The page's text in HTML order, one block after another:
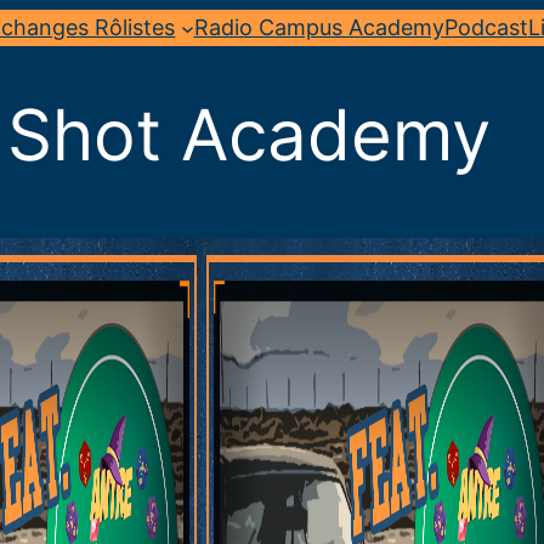
Rôlistes Radio Campus AcademyPodcast
Academy